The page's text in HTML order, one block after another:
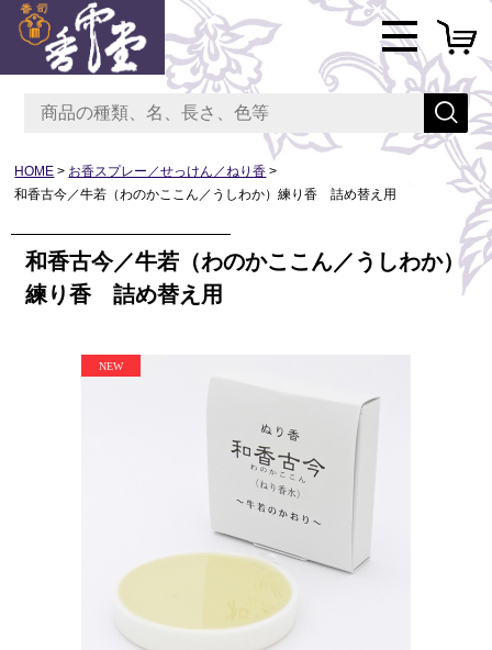
HOME
お香スプレー／せっけん／ねり香
和香古今／牛若（わのかここん／うしわか）練り香 詰め替え用
和香古今／牛若（わのかここん／うしわか）
練り香 詰め替え用